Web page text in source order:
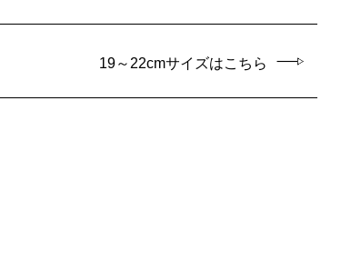
19～22cmサイズはこちら